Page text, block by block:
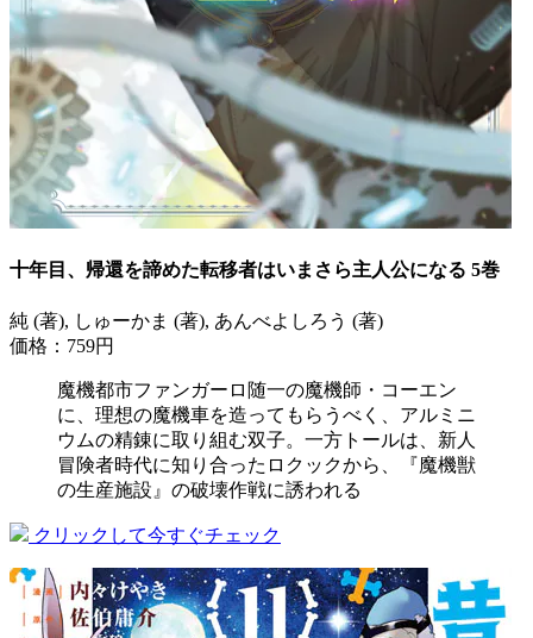
十年目、帰還を諦めた転移者はいまさら主人公になる 5巻
純 (著), しゅーかま (著), あんべよしろう (著)
価格：759円
魔機都市ファンガーロ随一の魔機師・コーエン
に、理想の魔機車を造ってもらうべく、アルミニ
ウムの精錬に取り組む双子。一方トールは、新人
冒険者時代に知り合ったロクックから、『魔機獣
の生産施設』の破壊作戦に誘われる
クリックして今すぐチェック